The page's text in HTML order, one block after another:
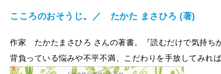
こころのおそうじ。／ たかた まさひろ (著)
作家 たかたまさひろ さんの著書。『読むだけで気持ち
背負っている悩みや不平不満、こだわりを手放してみれ